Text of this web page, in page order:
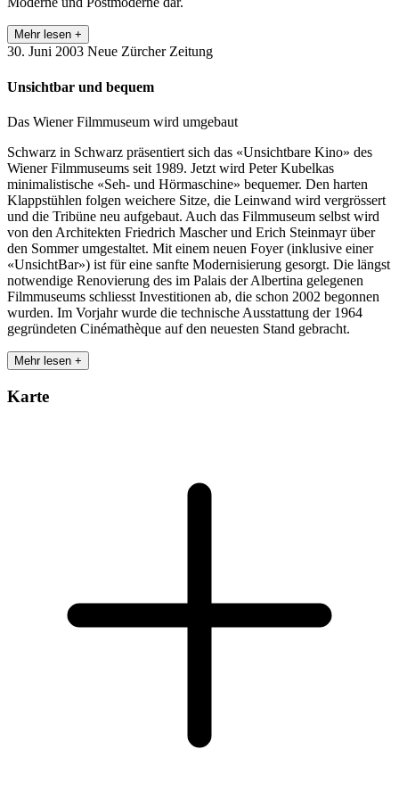
Mehr lesen +
30. Juni 2003 Neue Zürcher Zeitung
Unsichtbar und bequem
Das Wiener Filmmuseum wird umgebaut
Schwarz in Schwarz präsentiert sich das «Unsichtbare Kino» des
Wiener Filmmuseums seit 1989. Jetzt wird Peter Kubelkas
minimalistische «Seh- und Hörmaschine» bequemer. Den harten
Klappstühlen folgen weichere Sitze, die Leinwand wird vergrössert
und die Tribüne neu aufgebaut. Auch das Filmmuseum selbst wird
von den Architekten Friedrich Mascher und Erich Steinmayr über
den Sommer umgestaltet. Mit einem neuen Foyer (inklusive einer
«UnsichtBar») ist für eine sanfte Modernisierung gesorgt. Die längst
notwendige Renovierung des im Palais der Albertina gelegenen
Filmmuseums schliesst Investitionen ab, die schon 2002 begonnen
wurden. Im Vorjahr wurde die technische Ausstattung der 1964
gegründeten Cinémathèque auf den neuesten Stand gebracht.
Mehr lesen +
Karte